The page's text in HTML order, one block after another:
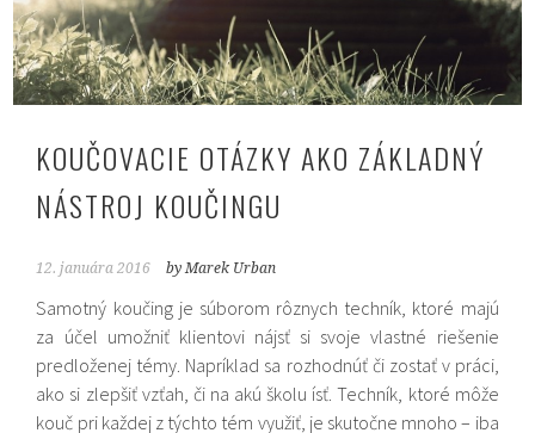
KOUČOVACIE OTÁZKY AKO ZÁKLADNÝ
NÁSTROJ KOUČINGU
12. januára 2016 by Marek Urban
Samotný koučing je súborom rôznych techník, ktoré majú
za účel umožniť klientovi nájsť si svoje vlastné riešenie
predloženej témy. Napríklad sa rozhodnúť či zostať v práci,
ako si zlepšiť vzťah, či na akú školu ísť. Techník, ktoré môže
kouč pri každej z týchto tém využiť, je skutočne mnoho – iba